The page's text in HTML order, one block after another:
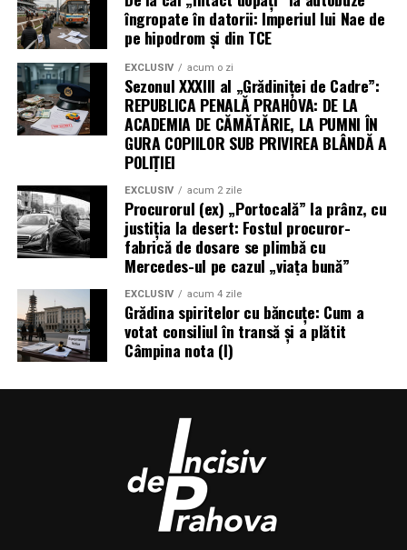
îngropate în datorii: Imperiul lui Nae de
pe hipodrom și din TCE
EXCLUSIV acum o zi
Sezonul XXXIII al „Grădiniței de Cadre”:
REPUBLICA PENALĂ PRAHOVA: DE LA
ACADEMIA DE CĂMĂTĂRIE, LA PUMNI ÎN
GURA COPIILOR SUB PRIVIREA BLÂNDĂ A
POLIȚIEI
EXCLUSIV acum 2 zile
Procurorul (ex) „Portocală” la prânz, cu
justiția la desert: Fostul procuror-
fabrică de dosare se plimbă cu
Mercedes-ul pe cazul „viața bună”
EXCLUSIV acum 4 zile
Grădina spiritelor cu băncuțe: Cum a
votat consiliul în transă și a plătit
Câmpina nota (I)